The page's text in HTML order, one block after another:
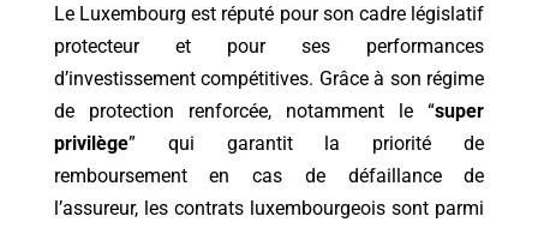
Le Luxembourg est réputé pour son cadre législatif
protecteur et pour ses performances
d’investissement compétitives. Grâce à son régime
de protection renforcée, notamment le “super
privilège” qui garantit la priorité de
remboursement en cas de défaillance de
l’assureur, les contrats luxembourgeois sont parmi